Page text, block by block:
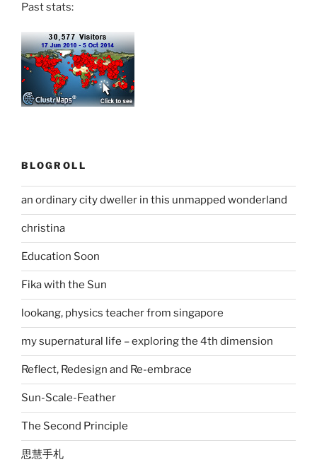
Past stats:
BLOGROLL
an ordinary city dweller in this unmapped wonderland
christina
Education Soon
Fika with the Sun
lookang, physics teacher from singapore
my supernatural life – exploring the 4th dimension
Reflect, Redesign and Re-embrace
Sun-Scale-Feather
The Second Principle
思慧手札